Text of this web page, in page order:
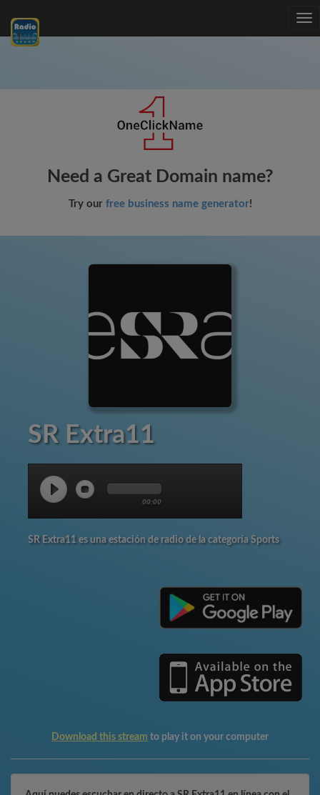
Need a Great Domain name?
Try our free business name generator!
SR Extra11
00:00
SR Extra11 es una estación de radio de la categoría Sports
Download this stream to play it on your computer